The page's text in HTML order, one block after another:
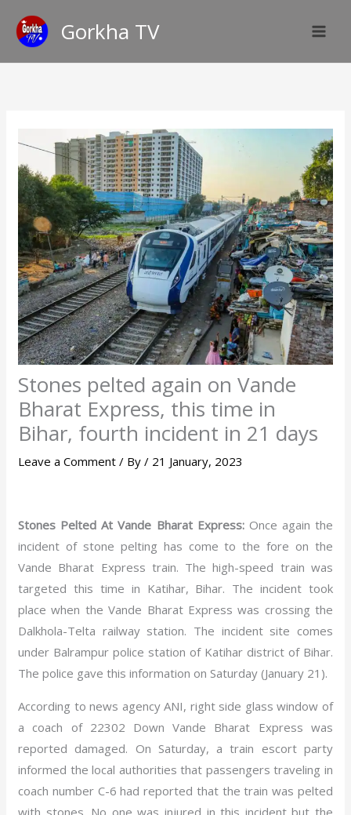
content
Gorkha TV
Stones pelted again on Vande
Bharat Express, this time in
Bihar, fourth incident in 21 days
Leave a Comment / By/ 21 January, 2023
Stones Pelted At Vande Bharat Express:Once again the
incident of stone pelting has come to the fore on the
Vande Bharat Express train. The high-speed train was
targeted this time in Katihar, Bihar. The incident took
place when the Vande Bharat Express was crossing the
Dalkhola-Telta railway station. The incident site comes
under Balrampur police station of Katihar district of Bihar.
The police gave this information on Saturday (January 21).
According to news agency ANI, right side glass window of
a coach of 22302 Down Vande Bharat Express was
reported damaged. On Saturday, a train escort party
informed the local authorities that passengers traveling in
coach number C-6 had reported that the train was pelted
with stones. No one was injured in this incident but the